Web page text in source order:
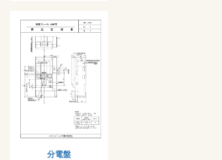
分電盤